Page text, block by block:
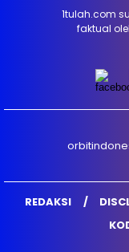
1tulah.com
faktual
REDAKSI